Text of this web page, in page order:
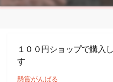
１００円ショップで購入
す
懸賞がんばる